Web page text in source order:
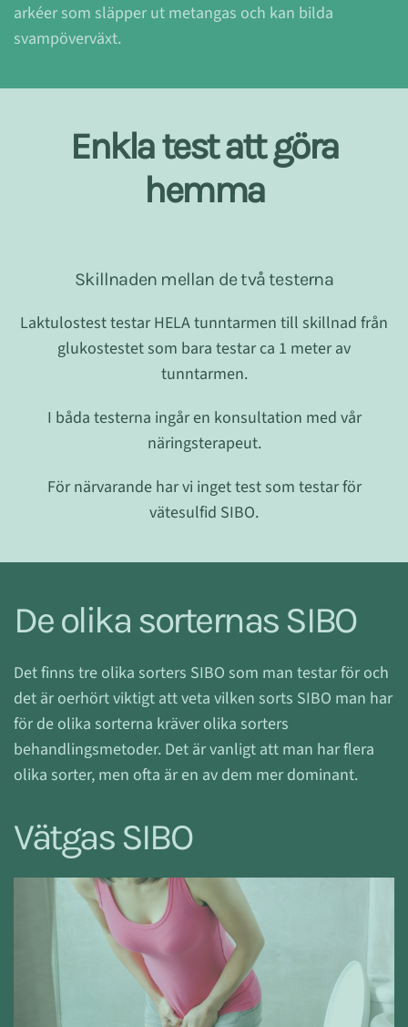
arkéer som släpper ut metangas och kan bilda
svampöverväxt.
Enkla test att göra
hemma
Skillnaden mellan de två testerna
Laktulostest testar HELA tunntarmen till skillnad från
glukostestet som bara testar ca 1 meter av
tunntarmen.
I båda testerna ingår en konsultation med vår
näringsterapeut.
För närvarande har vi inget test som testar för
vätesulfid SIBO.
De olika sorternas SIBO
Det finns tre olika sorters SIBO som man testar för och
det är oerhört viktigt att veta vilken sorts SIBO man har
för de olika sorterna kräver olika sorters
behandlingsmetoder. Det är vanligt att man har flera
olika sorter, men ofta är en av dem mer dominant.
Vätgas SIBO